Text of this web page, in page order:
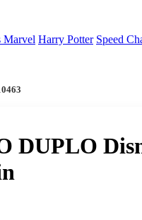
Marvel Harry Potter Speed
DUPLO